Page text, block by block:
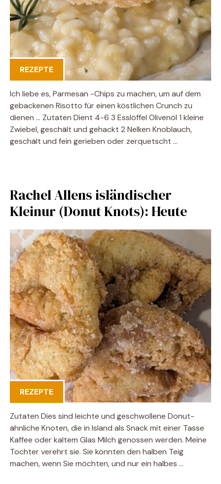
REZEPTE
Ich liebe es, Parmesan -Chips zu machen, um auf dem
gebackenen Risotto für einen köstlichen Crunch zu
dienen … Zutaten Dient 4-6 3 Esslöffel Olivenöl 1 kleine
Zwiebel, geschält und gehackt 2 Nelken Knoblauch,
geschält und fein gerieben oder zerquetscht …
Rachel Allens isländischer
Kleinur (Donut Knots): Heute
REZEPTE
Zutaten Dies sind leichte und geschwollene Donut-
ähnliche Knoten, die in Island als Snack mit einer Tasse
Kaffee oder kaltem Glas Milch genossen werden. Meine
Tochter verehrt sie. Sie könnten den halben Teig
machen, wenn Sie möchten, und nur ein halbes …